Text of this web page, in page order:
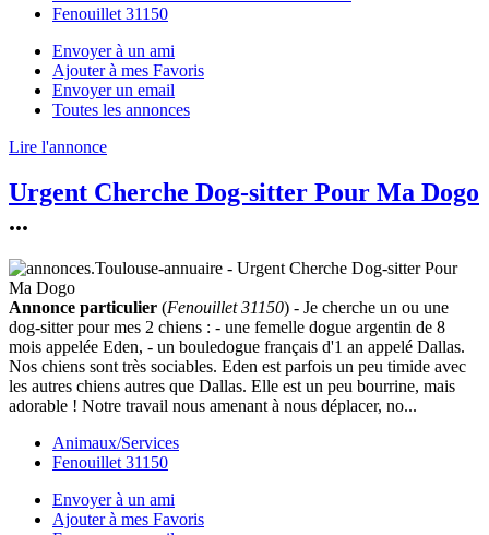
Fenouillet 31150
Envoyer à un ami
Ajouter à mes Favoris
Envoyer un email
Toutes les annonces
Lire l'annonce
Urgent Cherche Dog-sitter Pour Ma Dogo
...
Annonce particulier (Fenouillet 31150) - Je cherche un ou une
dog-sitter pour mes 2 chiens : - une femelle dogue argentin de 8
mois appelée Eden, - un bouledogue français d'1 an appelé Dallas.
Nos chiens sont très sociables. Eden est parfois un peu timide avec
les autres chiens autres que Dallas. Elle est un peu bourrine, mais
adorable ! Notre travail nous amenant à nous déplacer, no...
Animaux/Services
Fenouillet 31150
Envoyer à un ami
Ajouter à mes Favoris